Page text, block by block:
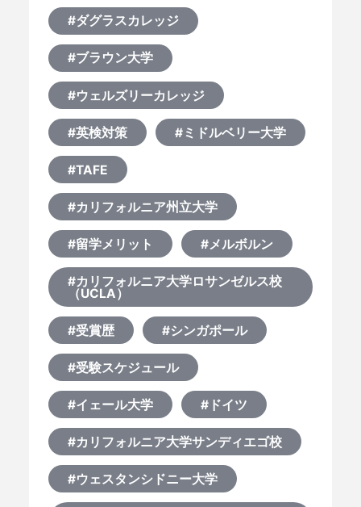
#ダグラスカレッジ
#ブラウン大学
#ウェルズリーカレッジ
#英検対策 #ミドルベリー大学
#TAFE
#カリフォルニア州立大学
#留学メリット #メルボルン
#カリフォルニア大学ロサンゼルス校
（UCLA）
#受賞歴 #シンガポール
#受験スケジュール
#イェール大学 #ドイツ
#カリフォルニア大学サンディエゴ校
#ウェスタンシドニー大学